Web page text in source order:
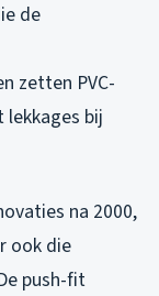
de
zetten PVC-
bij
na 2000,
ook die
push-fit